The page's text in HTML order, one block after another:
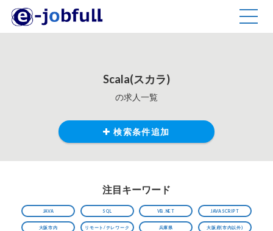
Scala(スカラ)
の求人一覧
検索条件追加
注目キーワード
JAVA SQL VB.NET JAVASCRIPT
大阪市内 リモート/テレワーク 兵庫県 大阪府(市内以外)